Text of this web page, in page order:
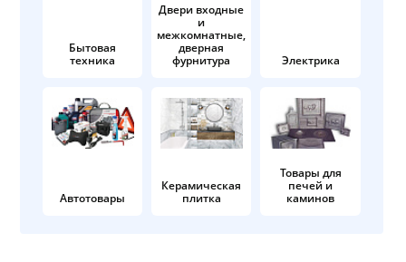
Бытовая
техника
Двери входные
и
межкомнатные,
дверная
фурнитура
Электрика
Автотовары
Керамическая
плитка
Товары для
печей и
каминов